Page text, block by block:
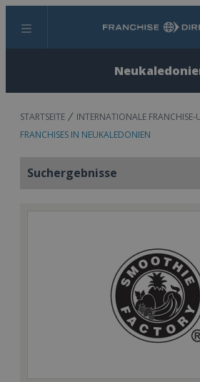
Menü Suchen
STARTSEITE
INTERNATIONALE FRANCHISE-
FRANCHISES IN NEUKALEDONIEN
Suchergebnisse